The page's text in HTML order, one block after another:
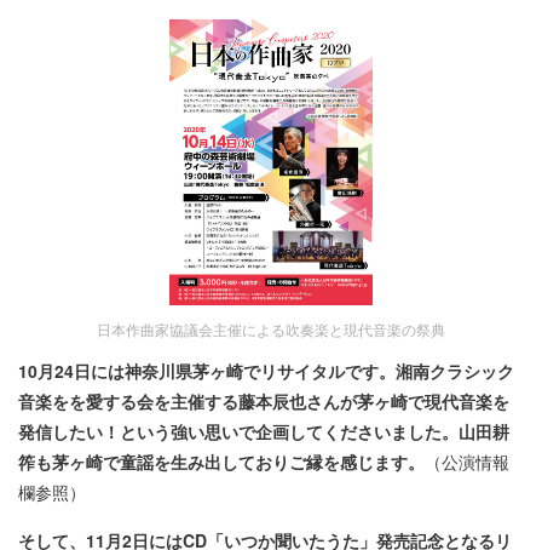
日本作曲家協議会主催による吹奏楽と現代音楽の祭典
10月24日には神奈川県茅ヶ崎でリサイタルです。湘南クラシック
音楽をを愛する会を主催する藤本辰也さんが茅ヶ崎で現代音楽を
発信したい！という強い思いで企画してくださいました。山田耕
筰も茅ヶ崎で童謡を生み出しておりご縁を感じます。
（公演情報
欄参照）
そして、11月2日にはCD「いつか聞いたうた」発売記念となるリ